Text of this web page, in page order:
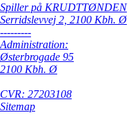
Spiller på KRUDTTØNDEN
Serridslevvej 2, 2100 Kbh. Ø
---------
Administration:
Østerbrogade 95
2100 Kbh. Ø
CVR: 27203108
Sitemap